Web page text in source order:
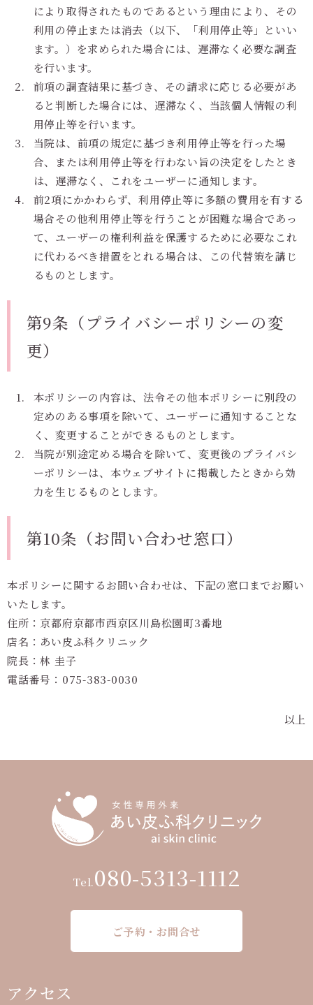
により取得されたものであるという理由により、その
利用の停止または消去（以下、「利用停止等」といい
ます。）を求められた場合には、遅滞なく必要な調査
を行います。
前項の調査結果に基づき、その請求に応じる必要があ
ると判断した場合には、遅滞なく、当該個人情報の利
用停止等を行います。
当院は、前項の規定に基づき利用停止等を行った場
合、または利用停止等を行わない旨の決定をしたとき
は、遅滞なく、これをユーザーに通知します。
前2項にかかわらず、利用停止等に多額の費用を有する
場合その他利用停止等を行うことが困難な場合であっ
て、ユーザーの権利利益を保護するために必要なこれ
に代わるべき措置をとれる場合は、この代替策を講じ
るものとします。
第9条（プライバシーポリシーの変
更）
本ポリシーの内容は、法令その他本ポリシーに別段の
定めのある事項を除いて、ユーザーに通知することな
く、変更することができるものとします。
当院が別途定める場合を除いて、変更後のプライバシ
ーポリシーは、本ウェブサイトに掲載したときから効
力を生じるものとします。
第10条（お問い合わせ窓口）
本ポリシーに関するお問い合わせは、下記の窓口までお願い
いたします。
住所：京都府京都市西京区川島松園町3番地
店名：あい皮ふ科クリニック
院長：林 圭子
電話番号：075-383-0030
以上
Tel.080-5313-1112
ご予約・お問合せ
アクセス